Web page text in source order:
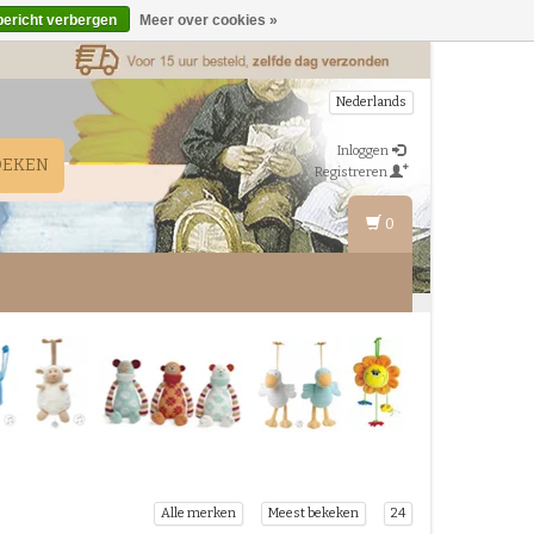
Nederlands
Inloggen
Registreren
0
Alle merken Meest bekeken 24
verbergen Meer over cookies »